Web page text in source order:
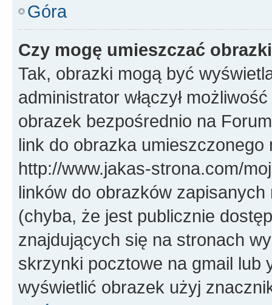
Góra
Czy mogę umieszczać
Tak, obrazki mogą być
administrator włączył
obrazek bezpośrednio na
link do obrazka
http://www.jakas-strona.com/
linków do obrazków
(chyba, że jest publicznie
znajdujących się na stronach
skrzynki pocztowe na gmail lub
wyświetlić obrazek użyj